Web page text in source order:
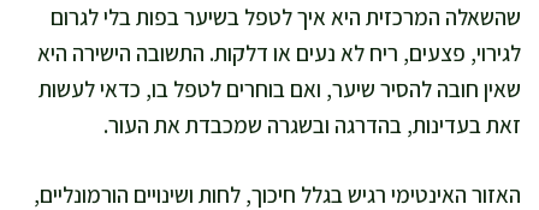
שהשאלה המרכזית היא איך לטפל בשיער בפות בלי לגרום
לגירוי, פצעים, ריח לא נעים או דלקות. התשובה הישירה היא
שאין חובה להסיר שיער, ואם בוחרים לטפל בו, כדאי לעשות
זאת בעדינות, בהדרגה ובשגרה שמכבדת את העור.
האזור האינטימי רגיש בגלל חיכוך, לחות ושינויים הורמונליים,